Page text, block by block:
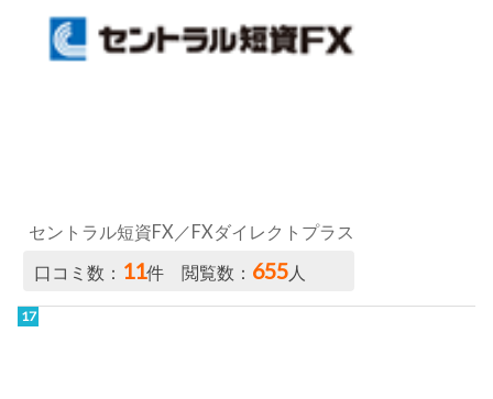
セントラル短資FX／FXダイレクトプラス
口コミ数： 11件 閲覧数： 655人